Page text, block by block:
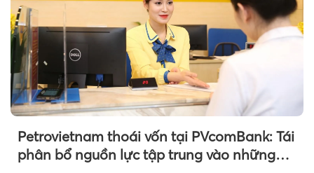
Petrovietnam thoái vốn tại PVcomBank: Tái
phân bổ nguồn lực tập trung vào những